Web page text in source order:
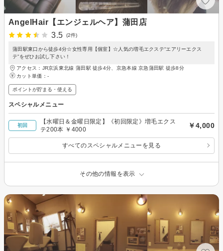
AngelHair【エンジェルヘア】蒲田店
3.5
(2件)
蒲田駅東口から徒歩4分☆女性専用【個室】☆人気の増毛エクステ“エアリーエクス
テ”をぜひお試し下さい！
アクセス：JR京浜東北線 蒲田駅 徒歩4分、京急本線 京急蒲田駅 徒歩8分
カット単価： -
ポイントが貯まる・使える
スペシャルメニュー
初回
【水曜日＆金曜日限定】《初回限定》増毛エクス
テ200本 ￥4000
￥4,000
すべてのスペシャルメニューを見る
その他の情報を表示